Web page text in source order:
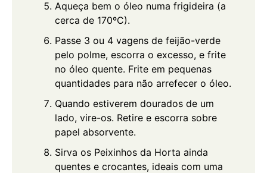
Aqueça bem o óleo numa frigideira (a
cerca de 170ºC).
Passe 3 ou 4 vagens de feijão-verde
pelo polme, escorra o excesso, e frite
no óleo quente. Frite em pequenas
quantidades para não arrefecer o óleo.
Quando estiverem dourados de um
lado, vire-os. Retire e escorra sobre
papel absorvente.
Sirva os Peixinhos da Horta ainda
quentes e crocantes, ideais com uma